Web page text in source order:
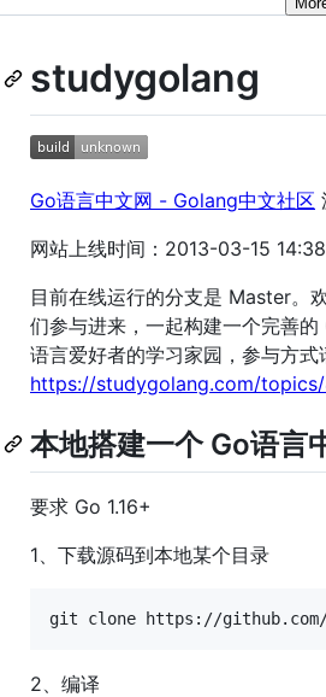
studygolang
Go语言中文网 - Golang中文社区
网站上线时间：2013-03-15
目前在线运行的分支是 Master。
们参与进来，一起构建一个完善
语言爱好者的学习家园，参与方式
https://studygolang.com/
本地搭建一个 Go语言
要求 Go 1.16+
1、下载源码到本地某个目录
git clone https://github.com/
2、编译